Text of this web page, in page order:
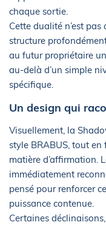
chaque sortie.
Cette dualité n’est
structure
au futur propriétaire
au-delà d’un simple
spécifique.
Un design qui
Visuellement, la
style BRABUS, tout
matière d’affirmation.
immédiatement
pensé pour renforcer
puissance contenue.
Certaines